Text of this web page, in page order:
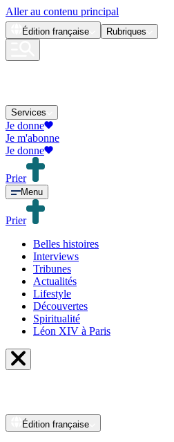
Aller au contenu principal
Édition française Rubriques
Services
Je donne
Je m'abonne
Je donne
Prier
Menu
Prier
Belles histoires
Interviews
Tribunes
Actualités
Lifestyle
Découvertes
Spiritualité
Léon XIV à Paris
Édition française